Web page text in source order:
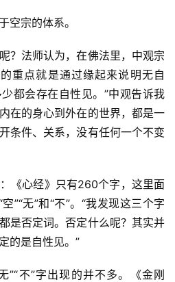
空宗的体系。
？法师认为，在佛法里，中观宗
重点就是通过缘起来说明无自
都会存在自性见。”中观告诉我
在的身心到外在的世界，都是一
条件、关系，没有任何一个不变
《心经》只有260个字，这里面
”“无”和“不”。“我发现这三个字
否定词。否定什么呢？其实并
的是自性见。”
”“不”字出现的并不多。《金刚